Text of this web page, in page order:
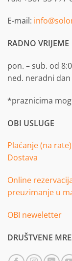
E-mail:
RADNO VRIJEME
pon. – sub. od
ned. neradni dan
*praznicima
OBI USLUGE
Plaćanje (na rate)
Dostava
Online
preuzimanje u
OBI neweletter
DRUŠTVENE